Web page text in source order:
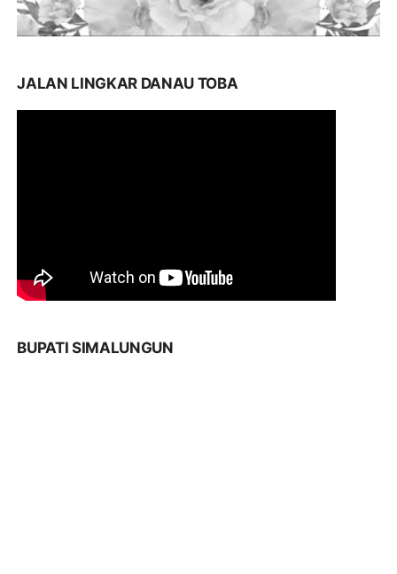
JALAN LINGKAR DANAU TOBA
BUPATI SIMALUNGUN